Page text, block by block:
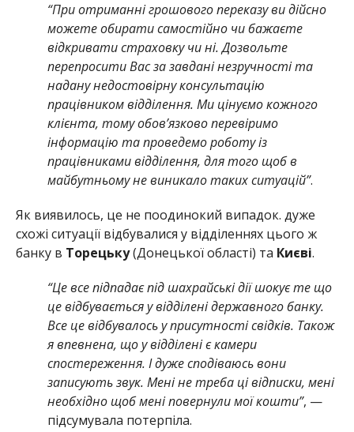
“При отриманні грошового переказу ви дійсно
можете обирати самостійно чи бажаєте
відкривати страховку чи ні. Дозвольте
перепросити Вас за завдані незручності та
надану недостовірну консультацію
працівником відділення. Ми цінуємо кожного
клієнта, тому обов’язково перевіримо
інформацію та проведемо роботу із
працівниками відділення, для того щоб в
майбутньому не виникало таких ситуацій”.
Як виявилось, це не поодинокий випадок. дуже
схожі ситуації відбувалися у відділеннях цього ж
банку в Торецьку(Донецької області) та Києві.
“Це все підпадає під шахрайські дії шокує те що
це відбувається у відділені державного банку.
Все це відбувалось у присутності свідків. Також
я впевнена, що у відділені є камери
спостереження. І дуже сподіваюсь вони
записують звук. Мені не треба ці відписки, мені
необхідно щоб мені повернули мої кошти”, —
підсумувала потерпіла.